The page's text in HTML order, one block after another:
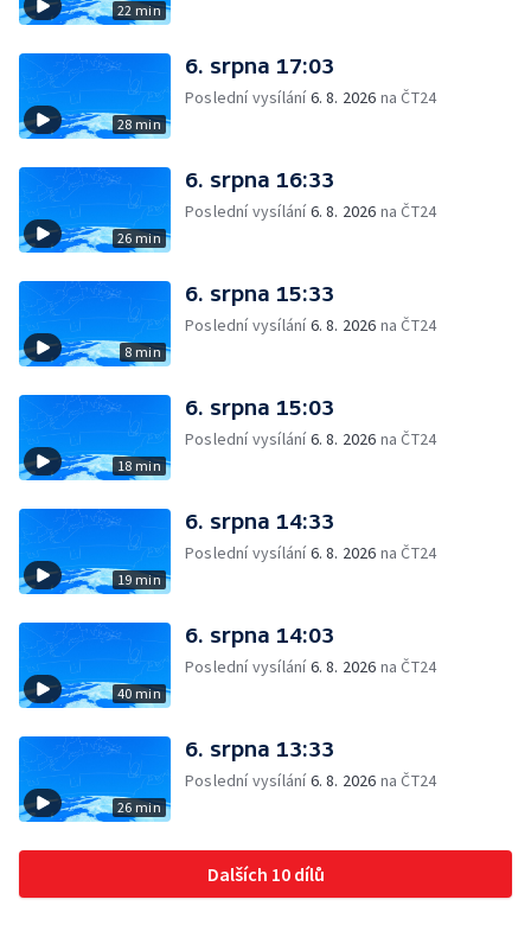
22 min
28 min
6. srpna 17:03
Poslední vysílání6. 8. 2026 na ČT24
26 min
6. srpna 16:33
Poslední vysílání6. 8. 2026 na ČT24
8 min
6. srpna 15:33
Poslední vysílání6. 8. 2026 na ČT24
18 min
6. srpna 15:03
Poslední vysílání6. 8. 2026 na ČT24
19 min
6. srpna 14:33
Poslední vysílání6. 8. 2026 na ČT24
40 min
6. srpna 14:03
Poslední vysílání6. 8. 2026 na ČT24
26 min
6. srpna 13:33
Poslední vysílání6. 8. 2026 na ČT24
Dalších 10 dílů